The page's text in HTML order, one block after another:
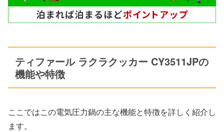
ティファール ラクラクッカー CY3511JPの
機能や特徴
ここではこの電気圧力鍋の主な機能と特徴を詳しく紹介し
ます。